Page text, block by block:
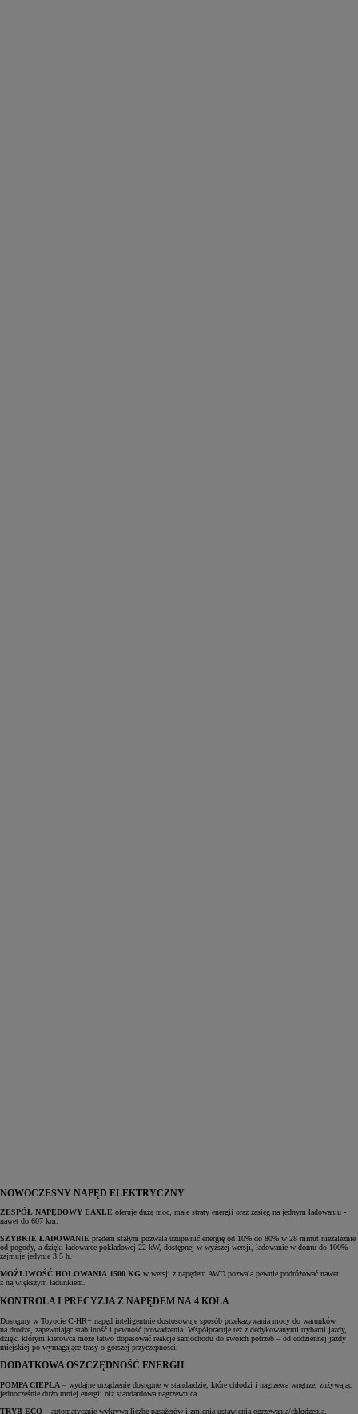
NOWOCZESNY NAPĘD ELEKTRYCZNY
ZESPÓŁ NAPĘDOWY EAXLE oferuje dużą moc, małe straty energii oraz zasięg na jednym ładowaniu -
nawet do 607 km.
SZYBKIE ŁADOWANIE prądem stałym pozwala uzupełnić energię od 10% do 80% w 28 minut niezależnie
od pogody, a dzięki ładowarce pokładowej 22 kW, dostępnej w wyższej wersji, ładowanie w domu do 100%
zajmuje jedynie 3,5 h.
MOŻLIWOŚĆ HOLOWANIA 1500 KG w wersji z napędem AWD pozwala pewnie podróżować nawet
z największym ładunkiem.
KONTROLA I PRECYZJA Z NAPĘDEM NA 4 KOŁA
Dostępny w Toyocie C-HR+ napęd inteligentnie dostosowuje sposób przekazywania mocy do warunków
na drodze, zapewniając stabilność i pewność prowadzenia. Współpracuje też z dedykowanymi trybami jazdy,
dzięki którym kierowca może łatwo dopasować reakcje samochodu do swoich potrzeb – od codziennej jazdy
miejskiej po wymagające trasy o gorszej przyczepności.
DODATKOWA OSZCZĘDNOŚĆ ENERGII
POMPA CIEPŁA – wydajne urządzenie dostępne w standardzie, które chłodzi i nagrzewa wnętrze, zużywając
jednocześnie dużo mniej energii niż standardowa nagrzewnica.
TRYB ECO – automatycznie wykrywa liczbę pasażerów i zmienia ustawienia ogrzewania/chłodzenia,